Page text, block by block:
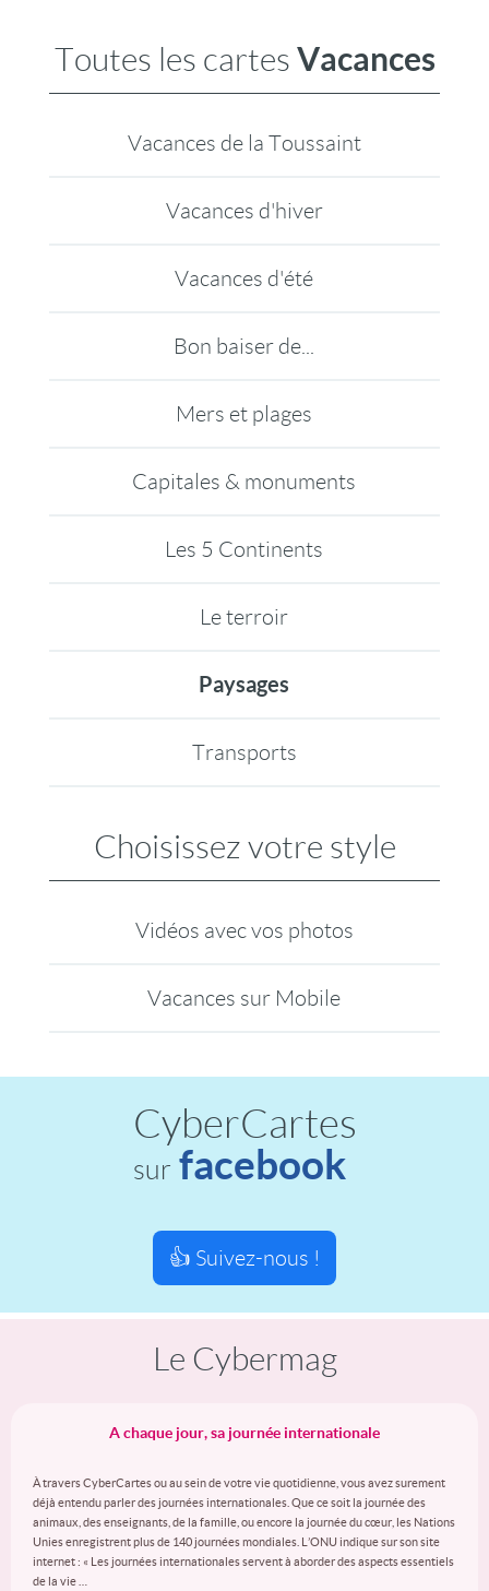
Toutes les cartes Vacances
Vacances de la Toussaint
Vacances d'hiver
Vacances d'été
Bon baiser de...
Mers et plages
Capitales & monuments
Les 5 Continents
Le terroir
Paysages
Transports
Choisissez votre style
Vidéos avec vos photos
Vacances sur Mobile
CyberCartes
sur facebook
👍 Suivez-nous !
Le Cybermag
A chaque jour, sa journée internationale
À travers CyberCartes ou au sein de votre vie quotidienne, vous avez surement
déjà entendu parler des journées internationales. Que ce soit la journée des
animaux, des enseignants, de la famille, ou encore la journée du cœur, les Nations
Unies enregistrent plus de 140 journées mondiales. L’ONU indique sur son site
internet : « Les journées internationales servent à aborder des aspects essentiels
de la vie …